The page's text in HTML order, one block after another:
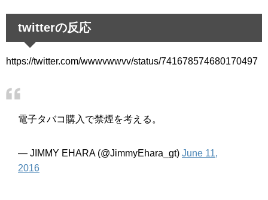
twitterの反応
https://twitter.com/wwwvwwvv/status/741678574680170497
電子タバコ購入で禁煙を考える。
— JIMMY EHARA (@JimmyEhara_gt) June 11,
2016